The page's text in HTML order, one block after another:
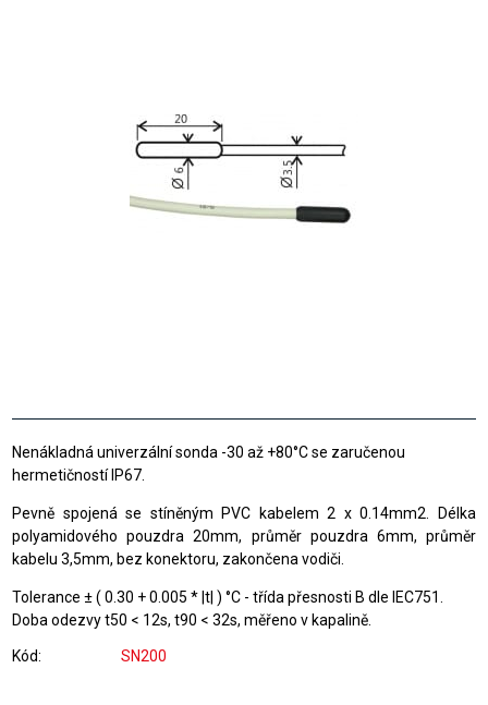
Nenákladná univerzální sonda -30 až +80°C se zaručenou
hermetičností IP67.
Pevně spojená se stíněným PVC kabelem 2 x 0.14mm2. Délka
polyamidového pouzdra 20mm, průměr pouzdra 6mm, průměr
kabelu 3,5mm, bez konektoru, zakončena vodiči.
Tolerance ± ( 0.30 + 0.005 * |t| ) °C - třída přesnosti B dle IEC751.
Doba odezvy t50 < 12s, t90 < 32s, měřeno v kapalině.
Kód SN200